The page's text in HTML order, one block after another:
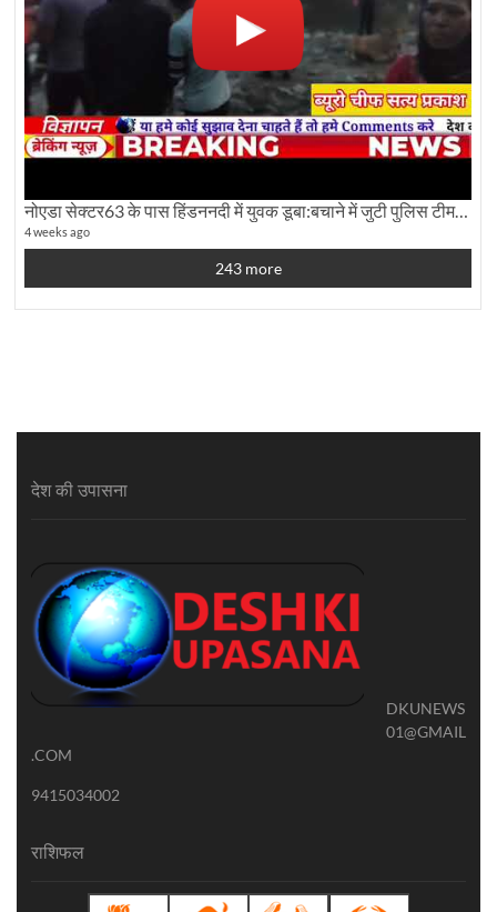
नोएडा सेक्टर63 के पास हिंडननदी में युवक डूबा:बचाने में जुटी पुलिस टीम: देखिए पूरी ग्राउंड रिपोर्टिंग
4 weeks ago
243 more
देश की उपासना
DKUNEWS
01@GMAIL
.COM
9415034002
राशिफल